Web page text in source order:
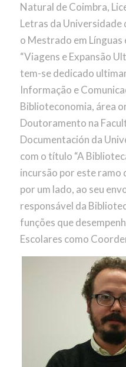
Natural de Coimbra,
Letras da Universidade
o Mestrado em
“Viagens e Expansão
tem-se dedicado
Informação e
Biblioteconomia, área
Doutoramento na
Documentación da
com o título “A
incursão por este ramo
por um lado, ao seu
responsável da
funções que
Escolares como